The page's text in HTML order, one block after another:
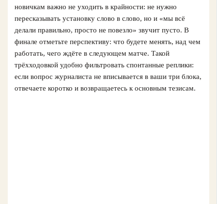
новичкам важно не уходить в крайности: не нужно
пересказывать установку слово в слово, но и «мы всё
делали правильно, просто не повезло» звучит пусто. В
финале отметьте перспективу: что будете менять, над чем
работать, чего ждёте в следующем матче. Такой
трёхходовкой удобно фильтровать спонтанные реплики:
если вопрос журналиста не вписывается в ваши три блока,
отвечаете коротко и возвращаетесь к основным тезисам.